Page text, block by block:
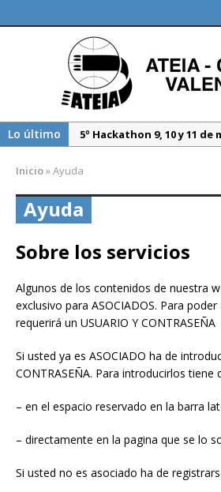
Lo último
5º Hackathon 9, 10 y 11 de
Borrador DGT, medidas
tráfico durante 2025
Propuesta del Nuevo CAU.
Inicio»Ayuda
Ayuda
Sobre los servicios
Algunos de los contenidos de nuestra
exclusivo para ASOCIADOS. Para
requerirá un USUARIO Y CONTRASEÑA
Si usted ya es ASOCIADO ha de
CONTRASEÑA. Para introducirlos tiene
– en el espacio reservado en la barra
– directamente en la pagina que se lo
Si usted no es asociado ha de